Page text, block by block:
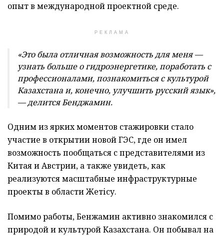
опыт в международной проектной среде.
РЕКЛАМА
«Это была отличная возможность для меня —
узнать больше о гидроэнергетике, поработать с
профессионалами, познакомиться с культурой
Казахстана и, конечно, улучшить русский язык»,
— делится Бенджамин.
Одним из ярких моментов стажировки стало
участие в открытии новой ГЭС, где он имел
возможность пообщаться с представителями из
Китая и Австрии, а также увидеть, как
реализуются масштабные инфраструктурные
проекты в области Жетісу.
Помимо работы, Бенжамин активно знакомился с
природой и культурой Казахстана. Он побывал на